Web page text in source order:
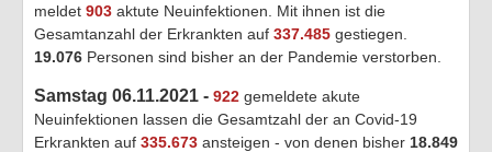
meldet 903 aktute Neuinfektionen. Mit ihnen ist die
Gesamtanzahl der Erkrankten auf 337.485 gestiegen.
19.076 Personen sind bisher an der Pandemie verstorben.
Samstag 06.11.2021 - 922 gemeldete akute
Neuinfektionen lassen die Gesamtzahl der an Covid-19
Erkrankten auf 335.673 ansteigen - von denen bisher 18.849